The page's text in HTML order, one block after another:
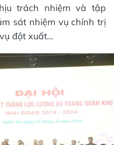
trách nhiệm và tập
sát nhiệm vụ chính trị
đột xuất...